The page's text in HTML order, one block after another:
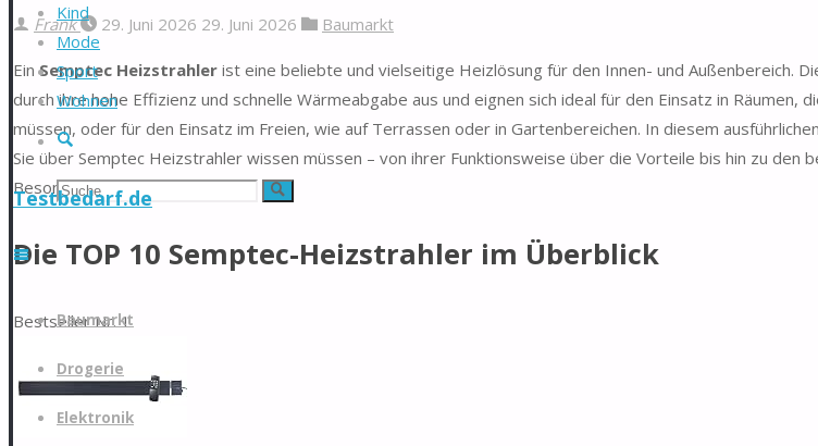
Kind
Mode
Sport
Wohnen
Suche
Suchen Suche
Testbedarf.de
springen
Baumarkt
Drogerie
Elektronik
Frank 29. Juni 2026 29. Juni 2026 Baumarkt
EinSemptec Heizstrahler ist eine beliebte und vielseitige Heizlösung für den Innen- und Außenbereich.
durch ihre hohe Effizienz und schnelle Wärmeabgabe aus und eignen sich ideal für den Einsatz in Räumen,
müssen, oder für den Einsatz im Freien, wie auf Terrassen oder in Gartenbereichen. In diesem
Sie über Semptec Heizstrahler wissen müssen – von ihrer Funktionsweise über die Vorteile bis hin zu den
Besonderheiten.
Die TOP 10 Semptec-Heizstrahler im Überblick
Bestseller Nr. 1